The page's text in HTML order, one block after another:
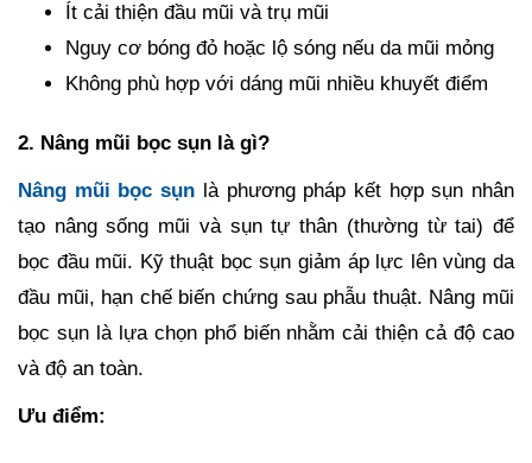
Ít cải thiện đầu mũi và trụ mũi
Nguy cơ bóng đỏ hoặc lộ sóng nếu da mũi mỏng
Không phù hợp với dáng mũi nhiều khuyết điểm
2. Nâng mũi bọc sụn là gì?
Nâng mũi bọc sụn là phương pháp kết hợp sụn nhân
tạo nâng sống mũi và sụn tự thân (thường từ tai) để
bọc đầu mũi. Kỹ thuật bọc sụn giảm áp lực lên vùng da
đầu mũi, hạn chế biến chứng sau phẫu thuật. Nâng mũi
bọc sụn là lựa chọn phổ biến nhằm cải thiện cả độ cao
và độ an toàn.
Ưu điểm: